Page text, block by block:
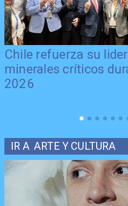
Chile refuerza su
minerales críticos
2026
IR A ARTE Y CULTURA